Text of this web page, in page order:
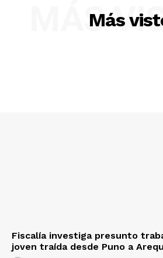
Más
MÁS
Fiscalía investiga presunto
joven traída desde Puno a